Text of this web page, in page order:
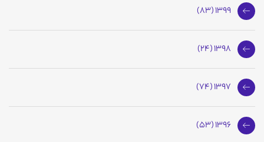
1399 (83)
1398 (24)
1397 (74)
1396 (53)